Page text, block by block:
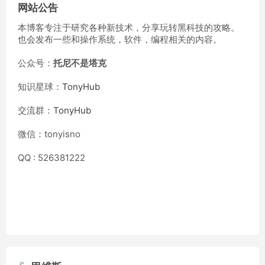
网站公告
本博客专注于研究各种新技术，分享玩转黑科技的攻略。
也会发布一些和操作系统，软件，编程相关的内容。
公众号： 托尼不是塔克
知识星球： TonyHub
交流群： TonyHub
微信：tonyisno
QQ : 526381222